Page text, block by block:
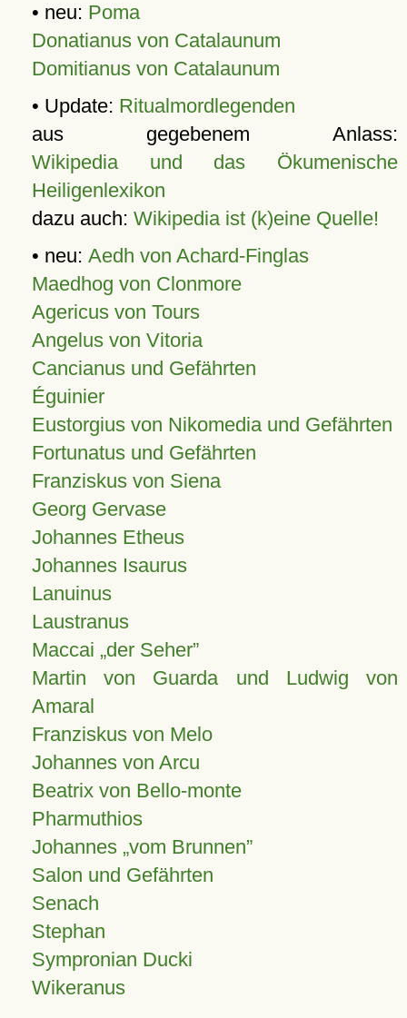
• neu: Poma
Donatianus von Catalaunum
Domitianus von Catalaunum
• Update: Ritualmordlegenden
aus gegebenem Anlass:
Wikipedia und das Ökumenische
Heiligenlexikon
dazu auch: Wikipedia ist (k)eine Quelle!
• neu: Aedh von Achard-Finglas
Maedhog von Clonmore
Agericus von Tours
Angelus von Vitoria
Cancianus und Gefährten
Éguinier
Eustorgius von Nikomedia und Gefährten
Fortunatus und Gefährten
Franziskus von Siena
Georg Gervase
Johannes Etheus
Johannes Isaurus
Lanuinus
Laustranus
Maccai „der Seher”
Martin von Guarda und Ludwig von
Amaral
Franziskus von Melo
Johannes von Arcu
Beatrix von Bello-monte
Pharmuthios
Johannes vom Brunnen
Salon und Gefährten
Senach
Stephan
Sympronian Ducki
Wikeranus